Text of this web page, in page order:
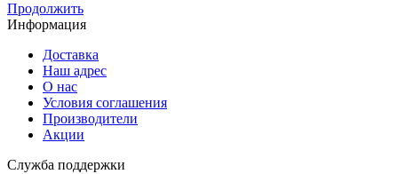
Продолжить
Информация
Доставка
Наш адрес
О нас
Условия соглашения
Производители
Акции
Служба поддержки